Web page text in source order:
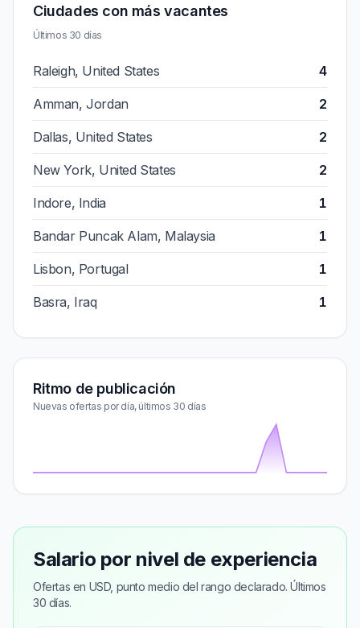
Ciudades con más vacantes
Últimos 30 días
Raleigh, United States 4
Amman, Jordan 2
Dallas, United States 2
New York, United States 2
Indore, India 1
Bandar Puncak Alam, Malaysia 1
Lisbon, Portugal 1
Basra, Iraq 1
Ritmo de publicación
Nuevas ofertas por día, últimos 30 días
Salario por nivel de experiencia
Ofertas en USD, punto medio del rango declarado. Últimos
30 días.